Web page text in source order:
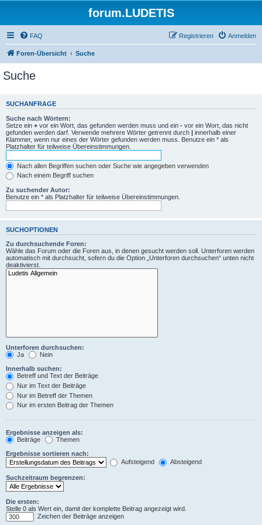
forum.LUDETIS
FAQ Anmelden
Registrieren
Foren-Übersicht Suche
Suche
SUCHANFRAGE
Suche nach Wörtern:
Setze ein + vor ein Wort, das gefunden werden muss und ein - vor ein Wort, das nicht
gefunden werden darf. Verwende mehrere Wörter getrennt durch | innerhalb einer
Klammer, wenn nur eines der Wörter gefunden werden muss. Benutze ein * als
Platzhalter für teilweise Übereinstimmungen.
Nach allen Begriffen suchen oder Suche wie angegeben verwenden
Nach einem Begriff suchen
Zu suchender Autor:
Benutze ein * als Platzhalter für teilweise Übereinstimmungen.
SUCHOPTIONEN
Zu durchsuchende Foren:
Wähle das Forum oder die Foren aus, in denen gesucht werden soll. Unterforen werden
automatisch mit durchsucht, sofern du die Option „Unterforen durchsuchen“ unten nicht
deaktivierst.
Unterforen durchsuchen:
Ja
Nein
Innerhalb suchen:
Betreff und Text der Beiträge
Nur im Text der Beiträge
Nur im Betreff der Themen
Nur im ersten Beitrag der Themen
Ergebnisse anzeigen als:
Beiträge
Themen
Ergebnisse sortieren nach:
Aufsteigend
Absteigend
Suchzeitraum begrenzen:
Die ersten:
Stelle 0 als Wert ein, damit der komplette Beitrag angezeigt wird.
Zeichen der Beiträge anzeigen